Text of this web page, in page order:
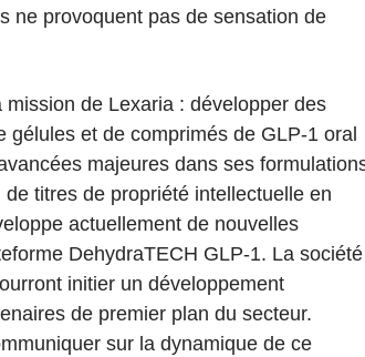
ne provoquent pas de sensation de
de Lexaria : développer des
gélules et de comprimés de GLP-1 oral
majeures dans ses
titres de propriété intellectuelle en
actuellement de nouvelles
DehydraTECH GLP-1. La société
initier un développement
de premier plan du secteur.
sur la dynamique de ce